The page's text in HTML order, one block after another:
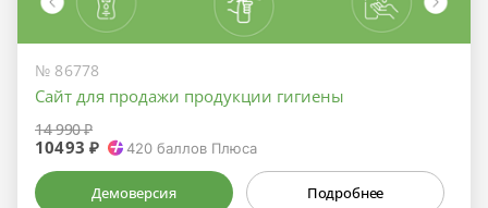
№ 86778
Сайт для продажи продукции гигиены
14 990 ₽
10493 ₽ 420 баллов Плюса
Демоверсия Подробнее